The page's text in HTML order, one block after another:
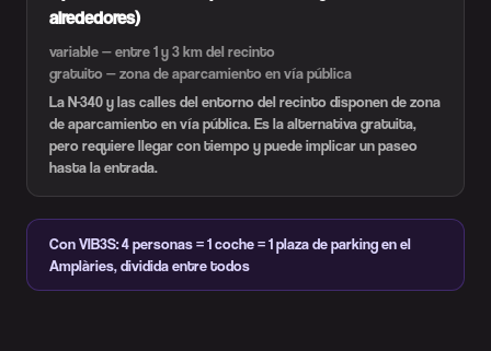
alrededores)
variable — entre 1 y 3 km del recinto
gratuito — zona de aparcamiento en vía pública
La N-340 y las calles del entorno del recinto disponen de zona
de aparcamiento en vía pública. Es la alternativa gratuita,
pero requiere llegar con tiempo y puede implicar un paseo
hasta la entrada.
Con VIB3S: 4 personas = 1 coche = 1 plaza de parking en el
Amplàries, dividida entre todos